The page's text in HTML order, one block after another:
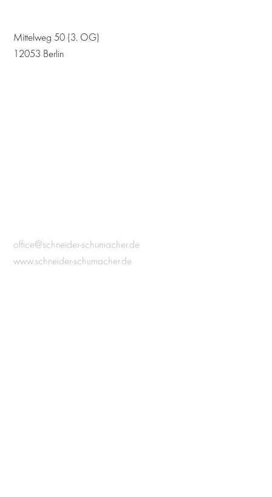
Mittelweg 50 (3. OG)
12053 Berlin
office@schneider-schumacher.de
www.schneider-schumacher.de